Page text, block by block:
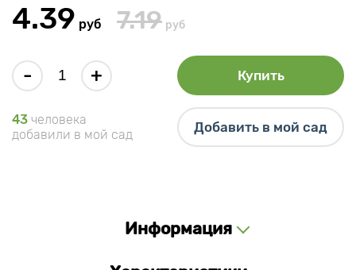
4.39 руб 7.19 руб
- + Купить
43 человека
добавили в мой сад
Добавить в мой сад
Информация